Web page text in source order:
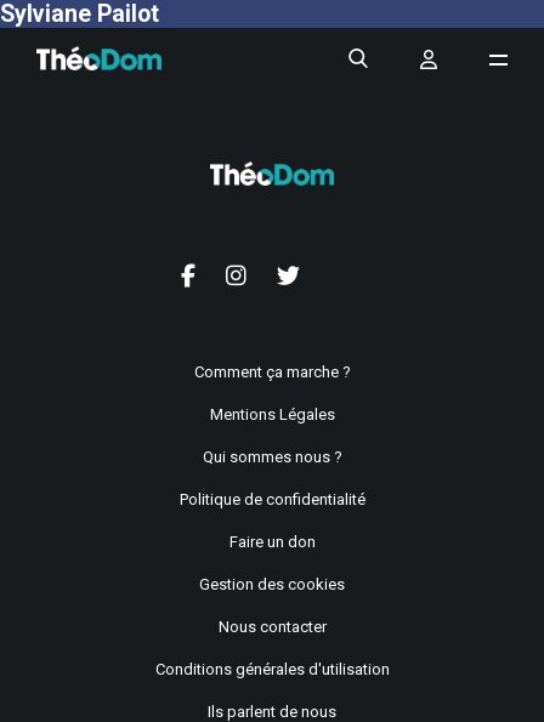
Sylviane Pailot
Comment ça marche ?
Mentions Légales
Qui sommes nous ?
Politique de confidentialité
Faire un don
Gestion des cookies
Nous contacter
Conditions générales d'utilisation
Ils parlent de nous